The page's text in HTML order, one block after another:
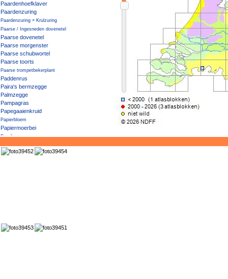
Paardenhoefklaver
Paardenzuring
Paardenzuring × Krulzuring
Paarse / Ingesneden dovenetel
Paarse dovenetel
Paarse morgenster
Paarse schubwortel
Paarse toorts
Paarse trompetbekerplant
Paddenrus
Paira's bermzegge
Palmzegge
Pampagras
Papegaaienkruid
Papierbloem
Papiermoerbei
Paprika
Parelbes
Parelvederkruid
Pennsylvanische esdoorn